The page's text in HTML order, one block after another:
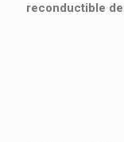
reconductible